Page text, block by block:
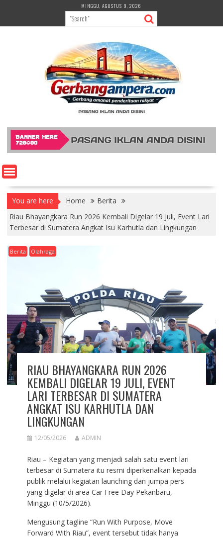
content
MINGGU, AGUSTUS 9, 2026
You are here Home
Berita
Riau Bhayangkara Run 2026 Kembali Digelar 19 Juli, Event Lari
Terbesar di Sumatera Angkat Isu Karhutla dan Lingkungan
Berita Olahraga
RIAU BHAYANGKARA RUN 2026
KEMBALI DIGELAR 19 JULI, EVENT
LARI TERBESAR DI SUMATERA
ANGKAT ISU KARHUTLA DAN
LINGKUNGAN
12/05/2026 ADMIN
Riau – Kegiatan yang menjadi salah satu event lari
terbesar di Sumatera itu resmi diperkenalkan kepada
publik melalui kegiatan launching dan jumpa pers
yang digelar di area Car Free Day Pekanbaru,
Minggu (10/5/2026).
Mengusung tagline “Run With Purpose, Move
Forward With Riau”, event tersebut tidak hanya